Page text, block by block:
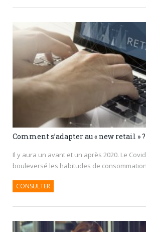
Comment s’adapter au « new retail » ?
Il y aura un avant et un après 2020. Le
bouleversé les habitudes de
CONSULTER